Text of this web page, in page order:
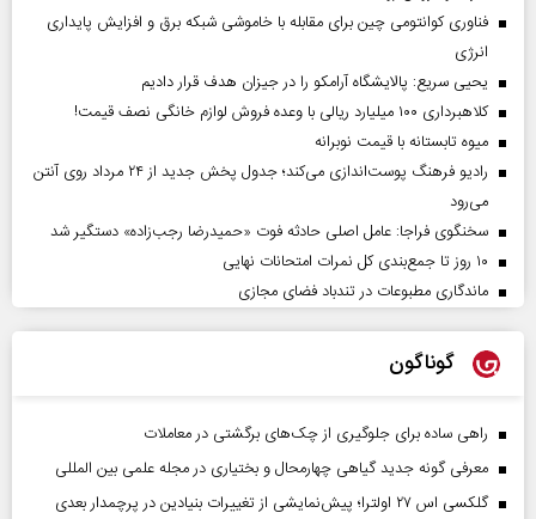
فناوری کوانتومی چین برای مقابله با خاموشی شبکه برق و افزایش پایداری
انرژی
یحیی سریع: پالایشگاه آرامکو را در جیزان هدف قرار دادیم
کلاهبرداری ۱۰۰ میلیارد ریالی با وعده فروش لوازم خانگی نصف قیمت!
میوه تابستانه با قیمت نوبرانه
رادیو فرهنگ پوست‌اندازی می‌کند؛ جدول پخش جدید از ۲۴ مرداد روی آنتن
می‌رود
سخنگوی فراجا: عامل اصلی حادثه فوت «حمیدرضا رجب‌زاده» دستگیر شد
۱۰ روز تا جمع‌بندی کل نمرات امتحانات نهایی
ماندگاری مطبوعات در تندباد فضای مجازی
گوناگون
راهی ساده برای جلوگیری از چک‌های برگشتی در معاملات
معرفی گونه جدید گیاهی چهارمحال و بختیاری در مجله علمی بین المللی
گلکسی اس ۲۷ اولترا؛ پیش‌نمایشی از تغییرات بنیادین در پرچمدار بعدی